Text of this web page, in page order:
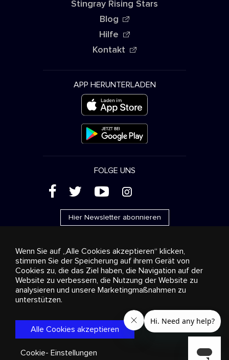
Stingray Rising Stars
Blog
Hilfe
Kontakt
APP HERUNTERLADEN
FOLGE UNS
( ' + &
Hier Newsletter abonnieren
Werbung Streaming und Vertrieb
Konsumgüter
Geschäftslösungen
Radio Über uns
Cookies
settings
© 2018-2025 Stingray Group Inc. Alle Rechte vorbehalten.
STINGRAY®, STINGRAY® MUSIC und alle weiteren Marken und
Logos sind eingetragene Markenzeichen der Stingray Group in
Kanada, den Vereinigten Staaten von Amerika und anderen
Bedingungen
Wenn Sie auf „Alle Cookies akzeptieren“ klicken,
stimmen Sie der Speicherung auf ihrem Gerät von
Cookies zu, die das Ziel haben, die Navigation auf der
Website zu verbessern, die Nutzung der Website zu
analysieren und unsere Marketingmaßnahmen zu
unterstützen.
Alle Cookies akzeptieren
Cookie- Einstellungen